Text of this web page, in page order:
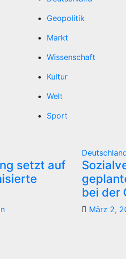
Geopolitik
Markt
Wissenschaft
Kultur
Welt
Sport
setzt auf
bei der
März 2,